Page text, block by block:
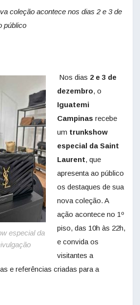
coleção acontece nos dias 2 e 3 de
público
especial da
Nos dias 2 e 3 de
dezembro, o
Iguatemi
Campinas recebe
um trunkshow
especial da Saint
Laurent, que
apresenta ao público
os destaques de sua
nova coleção. A
ação acontece no 1º
piso, das 10h às 22h,
e convida os
visitantes a
e referências criadas para a